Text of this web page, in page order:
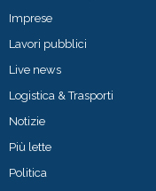
Imprese
Lavori pubblici
Live news
Logistica & Trasporti
Notizie
Più lette
Politica